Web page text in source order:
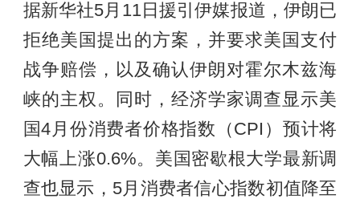
据新华社5月11日援引伊媒报道，伊朗已
拒绝美国提出的方案，并要求美国支付
战争赔偿，以及确认伊朗对霍尔木兹海
峡的主权。同时，经济学家调查显示美
国4月份消费者价格指数（CPI）预计将
大幅上涨0.6%。美国密歇根大学最新调
查也显示，5月消费者信心指数初值降至